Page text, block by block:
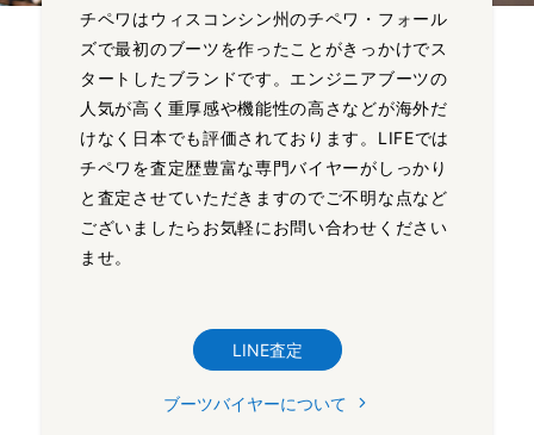
チペワはウィスコンシン州のチペワ・フォール
ズで最初のブーツを作ったことがきっかけでス
タートしたブランドです。エンジニアブーツの
人気が高く重厚感や機能性の高さなどが海外だ
けなく日本でも評価されております。LIFEでは
チペワを査定歴豊富な専門バイヤーがしっかり
と査定させていただきますのでご不明な点など
ございましたらお気軽にお問い合わせください
ませ。
LINE査定
ブーツバイヤーについて